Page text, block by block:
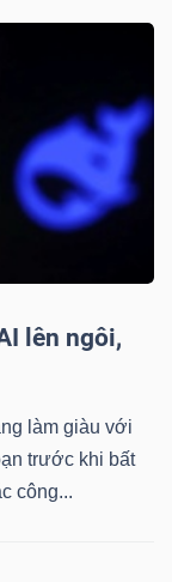
lên ngôi,
làm giàu với
trước khi bất
công...